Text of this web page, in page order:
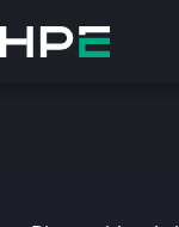
al
contenido